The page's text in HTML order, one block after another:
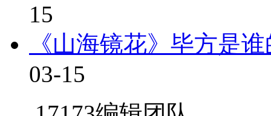
15
《山海镜花》毕方是
03-15